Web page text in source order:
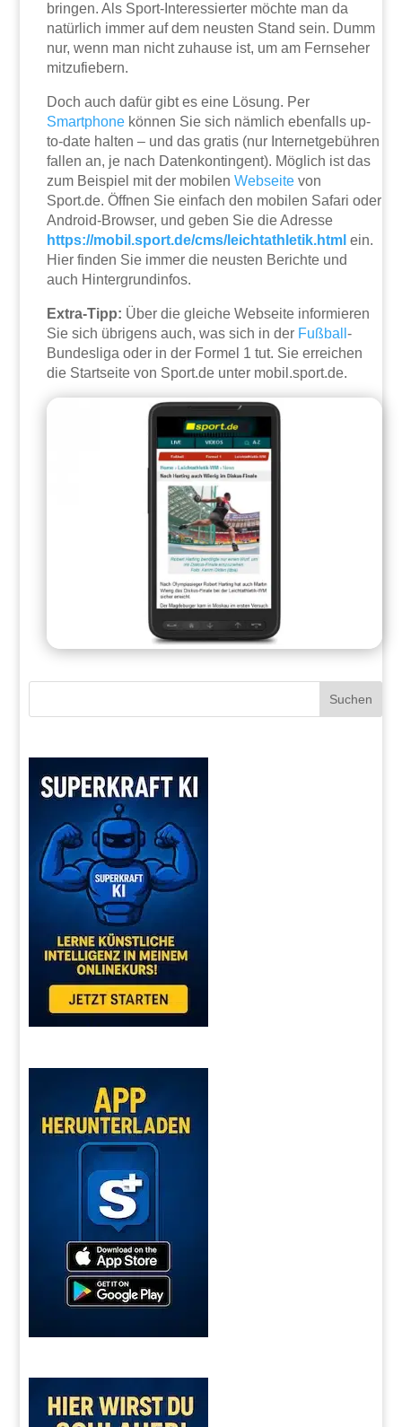
bringen. Als Sport-Interessierter möchte man da
natürlich immer auf dem neusten Stand sein. Dumm
nur, wenn man nicht zuhause ist, um am Fernseher
mitzufiebern.
Doch auch dafür gibt es eine Lösung. Per
Smartphone können Sie sich nämlich ebenfalls up-
to-date halten – und das gratis (nur Internetgebühren
fallen an, je nach Datenkontingent). Möglich ist das
zum Beispiel mit der mobilenWebseite von
Sport.de. Öffnen Sie einfach den mobilen Safari oder
Android-Browser, und geben Sie die Adresse
https://mobil.sport.de/cms/leichtathletik.html ein.
Hier finden Sie immer die neusten Berichte und
auch Hintergrundinfos.
Extra-Tipp: Über die gleiche Webseite informieren
Sie sich übrigens auch, was sich in der Fußball-
Bundesliga oder in der Formel 1 tut. Sie erreichen
die Startseite von Sport.de unter mobil.sport.de.